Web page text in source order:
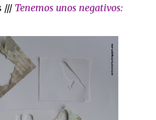
/// Tenemos unos negativos: